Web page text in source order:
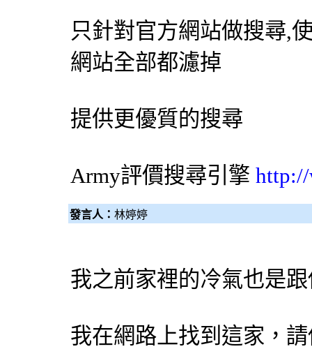
只針對官方網站做搜尋,
網站全部都濾掉
提供更優質的搜尋
Army評價搜尋引擎
發言人： 林婷婷
我之前家裡的冷氣也是
我在網路上找到這家，